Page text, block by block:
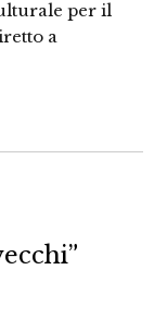
per il
a